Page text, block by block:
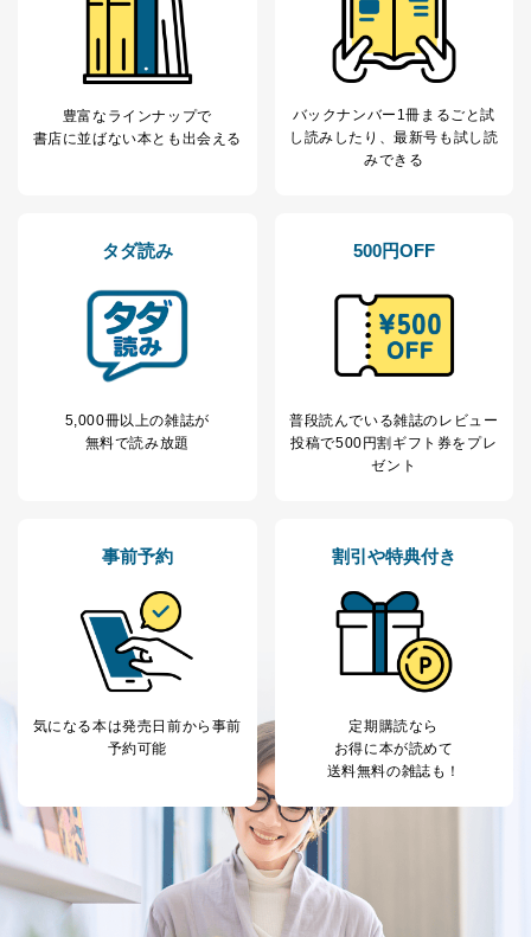
個人情報の種類 利用目的
1
当社の定期購読サ
ービス等をご利用
購入商品の配送のため
商品代金回収のため
ｅメール等による商品、サービ
個人が特定できない形で取得した
閲覧履歴や購買履歴等の情報を分
当社にお問合わせ
人情報
お問い合わせ対応、トラブル対
Aサービス利用者
カスタマーQ＆Aサイトの投稿内容
ｅメール等によるカスタマーQ＆A
ｅメール等による商品、サービ
ス、キャンペーン等の広告に関す
当社の従業者の個
人事、総務などの雇用管理等のた
パートナー（提携
企業）からの委託
により当社の
定期購読サービス
等をご利用の方の
個人情報
購入商品配送のため
提携企業及びお客様がご購入され
た商品の発売元企業からのｅメー
ル等による商品、
サービス、キャンペーン等の広告
に関するご案内のため
7
トに登録された方
当社のサービス利用状況の把握お
よびその分析のため
お問い合わせ対応、トラブル対
処、オペレーター教育など応対品
質向上のため
その他当社のプライバシーポリシ
ー等にて公表する利用目的達成の
ため
※上記の利用目的のうちNo.1～5については保有個人デ
豊富なラインナップで
書店に並ばない本とも出会える
バックナンバー1冊まるごと試
し読み したり、最新号も試し読
みできる
タダ読み
5,000冊以上の雑誌が
無料で読み放題
500円OFF
普段読んでいる雑誌のレビュー
投稿で500円割ギフト券をプレ
ゼント
事前予約
気になる本は発売日前から事前
予約可能
割引や特典付き
定期購読なら
お得に本が読めて
送料無料の雑誌も！